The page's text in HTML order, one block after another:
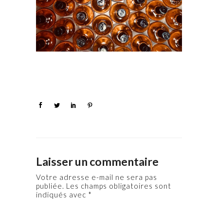
Laisser un commentaire
Votre adresse e-mail ne sera pas
publiée. Les champs obligatoires sont
indiqués avec *